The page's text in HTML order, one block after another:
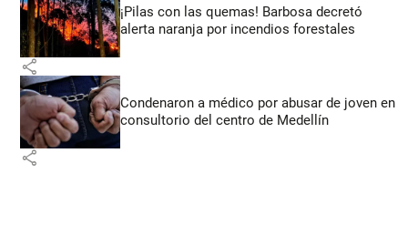
¡Pilas con las quemas! Barbosa decretó
alerta naranja por incendios forestales
share
Condenaron a médico por abusar de joven en
consultorio del centro de Medellín
share